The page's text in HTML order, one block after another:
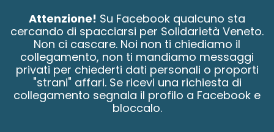
Attenzione! Su Facebook qualcuno sta
cercando di spacciarsi per Solidarietà Veneto.
Non ci cascare. Noi non ti chiediamo il
collegamento, non ti mandiamo messaggi
privati per chiederti dati personali o proporti
"strani" affari. Se ricevi una richiesta di
collegamento segnala il profilo a Facebook e
bloccalo.